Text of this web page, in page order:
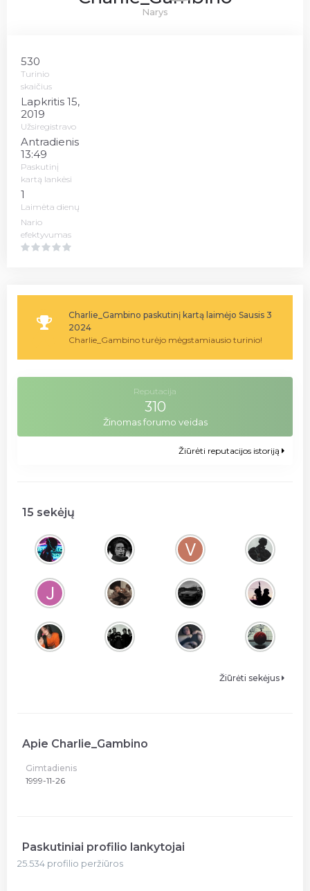
Narys
530
Turinio
skaičius
Lapkritis 15,
2019
Užsiregistravo
Antradienis
13:49
Paskutinį
kartą lankėsi
1
Laimėta dienų
Nario
efektyvumas
Charlie_Gambino paskutinį kartą laimėjo Sausis 3
2024
Charlie_Gambino turėjo mėgstamiausio turinio!
Reputacija
310
Žinomas forumo veidas
Žiūrėti reputacijos istoriją
15 sekėjų
Žiūrėti sekėjus
Apie Charlie_Gambino
Gimtadienis
1999-11-26
Paskutiniai profilio lankytojai
25.534 profilio peržiūros